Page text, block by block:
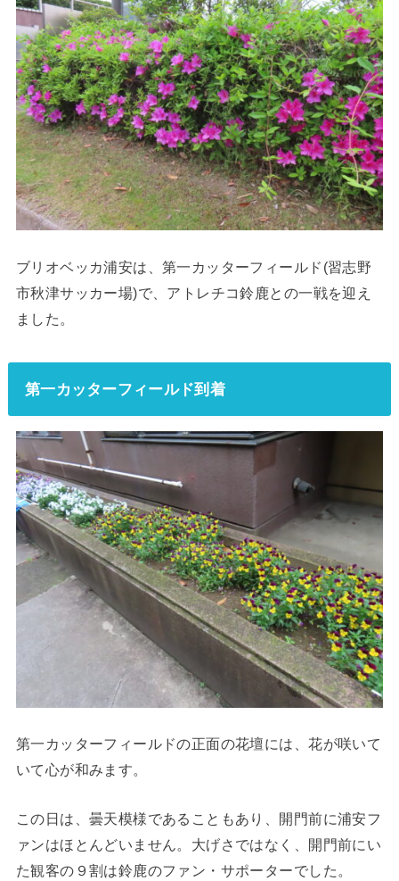
ブリオベッカ浦安は、第一カッターフィールド(習志野
市秋津サッカー場)で、アトレチコ鈴鹿との一戦を迎え
ました。
第一カッターフィールド到着
第一カッターフィールドの正面の花壇には、花が咲いて
いて心が和みます。
この日は、曇天模様であることもあり、開門前に浦安フ
ァンはほとんどいません。大げさではなく、開門前にい
た観客の９割は鈴鹿のファン・サポーターでした。